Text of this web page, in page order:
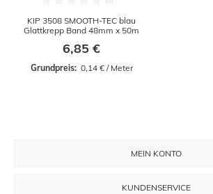
KIP 3508 SMOOTH-TEC blau
Glattkrepp Band 48mm x 50m
6,85 €
Grundpreis: 0,14 € / Meter
MEIN KONTO
KUNDENSERVICE